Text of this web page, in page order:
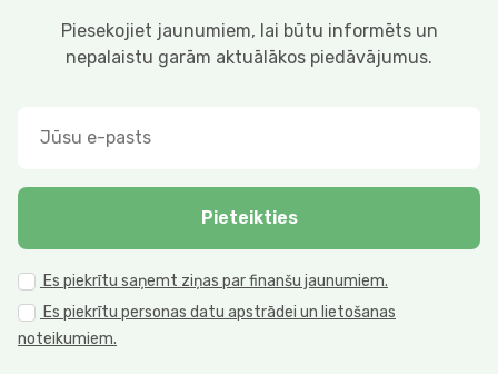
Piesekojiet jaunumiem, lai būtu informēts un
nepalaistu garām aktuālākos piedāvājumus.
Pieteikties
Es piekrītu saņemt ziņas par finanšu jaunumiem.
Es piekrītu personas datu apstrādei un lietošanas
noteikumiem.